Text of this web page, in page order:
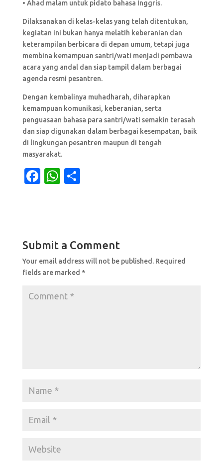
• Ahad malam untuk pidato bahasa Inggris.
Dilaksanakan di kelas-kelas yang telah ditentukan,
kegiatan ini bukan hanya melatih keberanian dan
keterampilan berbicara di depan umum, tetapi juga
membina kemampuan santri/wati menjadi pembawa
acara yang andal dan siap tampil dalam berbagai
agenda resmi pesantren.
Dengan kembalinya muhadharah, diharapkan
kemampuan komunikasi, keberanian, serta
penguasaan bahasa para santri/wati semakin terasah
dan siap digunakan dalam berbagai kesempatan, baik
di lingkungan pesantren maupun di tengah
masyarakat.
F
b
o
o
W
A
p
p
Submit a Comment
Your email address will not be published. Required
fields are marked *